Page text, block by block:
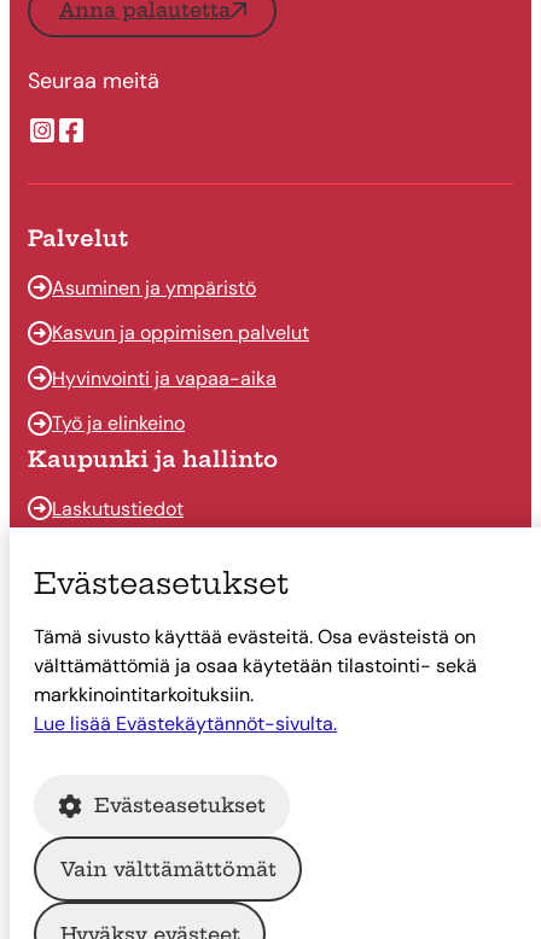
Anna palautetta
Seuraa meitä
Suonenjoen kaupungin Instragram
Suonenjoen kaupungin Facebook
Palvelut
Asuminen ja ympäristö
Kasvun ja oppimisen palvelut
Hyvinvointi ja vapaa-aika
Työ ja elinkeino
Kaupunki ja hallinto
Laskutustiedot
Päätöksenteko
Talous
Yhteystiedot
Tietoa Suonenjoesta
Tietoa Suonenjoesta
© Suonenjoen kaupunki
Evästeasetukset
Tämä sivusto käyttää evästeitä. Osa evästeistä on
välttämättömiä ja osaa käytetään tilastointi- sekä
markkinointitarkoituksiin.
Lue lisää Evästekäytännöt-sivulta.
Evästeasetukset
Vain välttämättömät
Hyväksy evästeet